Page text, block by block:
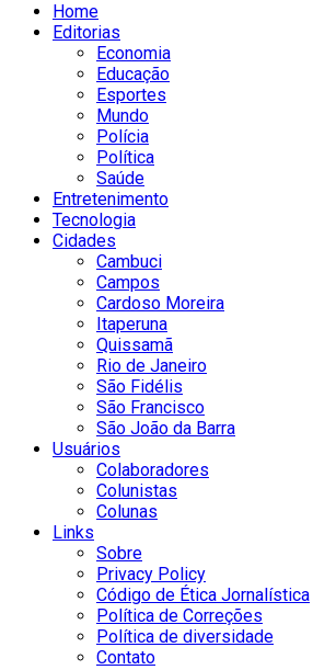
Home
Editorias
Economia
Educação
Esportes
Mundo
Polícia
Política
Saúde
Entretenimento
Tecnologia
Cidades
Cambuci
Campos
Cardoso Moreira
Itaperuna
Quissamã
Rio de Janeiro
São Fidélis
São Francisco
São João da Barra
Usuários
Colaboradores
Colunistas
Colunas
Links
Sobre
Privacy Policy
Código de Ética Jornalística
Política de Correções
Política de diversidade
Contato